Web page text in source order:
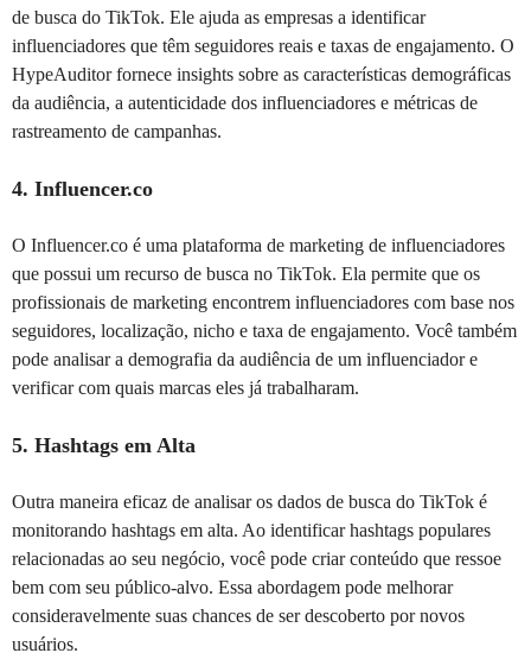
de busca do TikTok. Ele ajuda as empresas a identificar
influenciadores que têm seguidores reais e taxas de engajamento. O
HypeAuditor fornece insights sobre as características demográficas
da audiência, a autenticidade dos influenciadores e métricas de
rastreamento de campanhas.
4. Influencer.co
O Influencer.co é uma plataforma de marketing de influenciadores
que possui um recurso de busca no TikTok. Ela permite que os
profissionais de marketing encontrem influenciadores com base nos
seguidores, localização, nicho e taxa de engajamento. Você também
pode analisar a demografia da audiência de um influenciador e
verificar com quais marcas eles já trabalharam.
5. Hashtags em Alta
Outra maneira eficaz de analisar os dados de busca do TikTok é
monitorando hashtags em alta. Ao identificar hashtags populares
relacionadas ao seu negócio, você pode criar conteúdo que ressoe
bem com seu público-alvo. Essa abordagem pode melhorar
consideravelmente suas chances de ser descoberto por novos
usuários.